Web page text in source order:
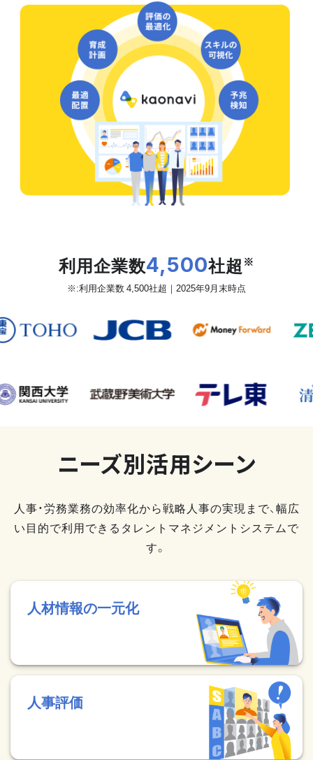
利用企業数4,500社超 ※
※:利用企業数 4,500社超｜2025年9月末時点
ニーズ別活用シーン
人事・労務業務の効率化から戦略人事の実現まで、幅広
い目的で利用できるタレントマネジメントシステムで
す。
人材情報の一元化
人事評価